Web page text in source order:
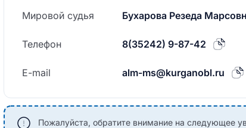
Мировой судья Бухарова Резеда
Телефон 8(35242) 9-87-42
E-mail alm-ms@kurganobl.ru
Пожалуйста, обратите внимание на следующее